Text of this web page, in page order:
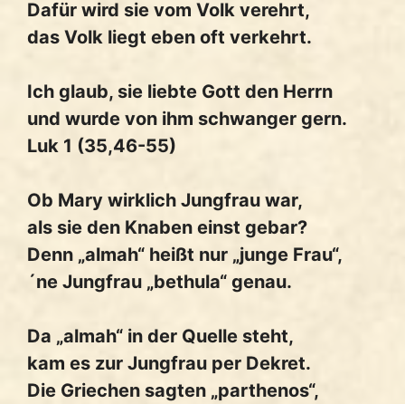
Dafür wird sie vom Volk verehrt,
das Volk liegt eben oft verkehrt.
Ich glaub, sie liebte Gott den Herrn
und wurde von ihm schwanger gern.
Luk 1 (35,46-55)
Ob Mary wirklich Jungfrau war,
als sie den Knaben einst gebar?
Denn „almah“ heißt nur „junge Frau“,
´ne Jungfrau „bethula“ genau.
Da „almah“ in der Quelle steht,
kam es zur Jungfrau per Dekret.
Die Griechen sagten „parthenos“,